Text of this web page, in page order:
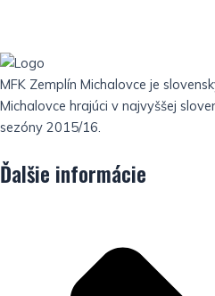
MFK Zemplín Michalovce je
Michalovce hrajúci v najvyššej
sezóny 2015/16.
Ďalšie informácie